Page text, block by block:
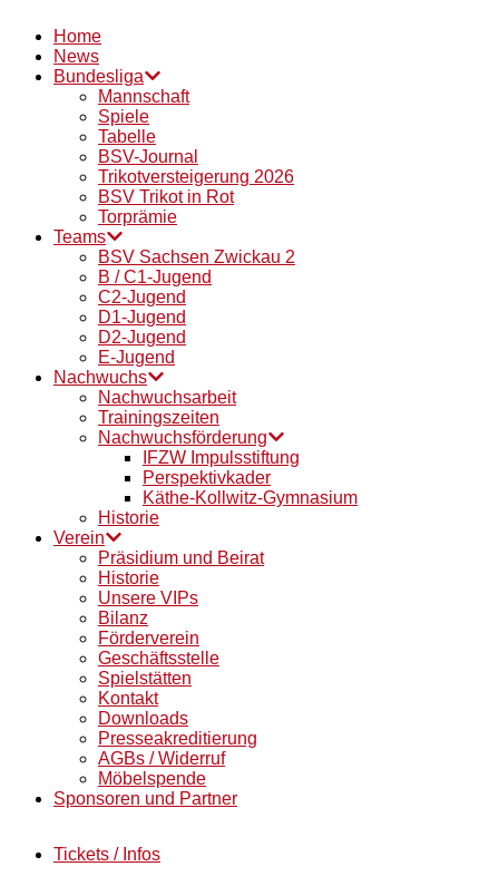
Home
News
Bundesliga
Mannschaft
Spiele
Tabelle
BSV-Journal
Trikotversteigerung 2026
BSV Trikot in Rot
Torprämie
Teams
BSV Sachsen Zwickau 2
B / C1-Jugend
C2-Jugend
D1-Jugend
D2-Jugend
E-Jugend
Nachwuchs
Nachwuchsarbeit
Trainingszeiten
Nachwuchsförderung
IFZW Impulsstiftung
Perspektivkader
Käthe-Kollwitz-Gymnasium
Historie
Verein
Präsidium und Beirat
Historie
Unsere VIPs
Bilanz
Förderverein
Geschäftsstelle
Spielstätten
Kontakt
Downloads
Presseakreditierung
AGBs / Widerruf
Möbelspende
Sponsoren und Partner
Tickets / Infos